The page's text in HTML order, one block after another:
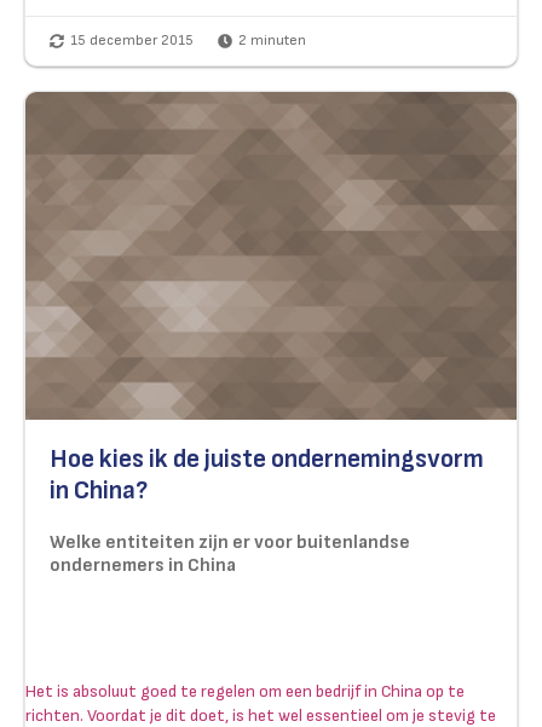
15 december 2015 2 minuten
Hoe kies ik de juiste ondernemingsvorm
in China?
Welke entiteiten zijn er voor buitenlandse
ondernemers in China
Het is absoluut goed te regelen om een bedrijf in China op te
richten. Voordat je dit doet, is het wel essentieel om je stevig te